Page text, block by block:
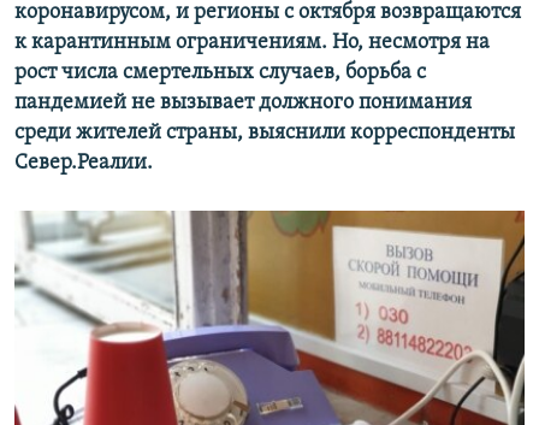
коронавирусом, и регионы с октября возвращаются
к карантинным ограничениям. Но, несмотря на
рост числа смертельных случаев, борьба с
пандемией не вызывает должного понимания
среди жителей страны, выяснили корреспонденты
Север.Реалии.